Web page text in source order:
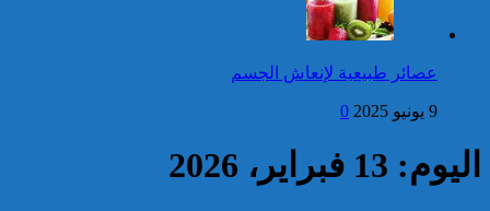
إحصائيات مكافحة الجريمة ..
استمرار ارتفاع معدل الزجر
بالعنف
كاريكاتير
عصائر طبيعية لإنعاش الجسم
9 يونيو 2025 0
اليوم: 13 فبراير، 2026